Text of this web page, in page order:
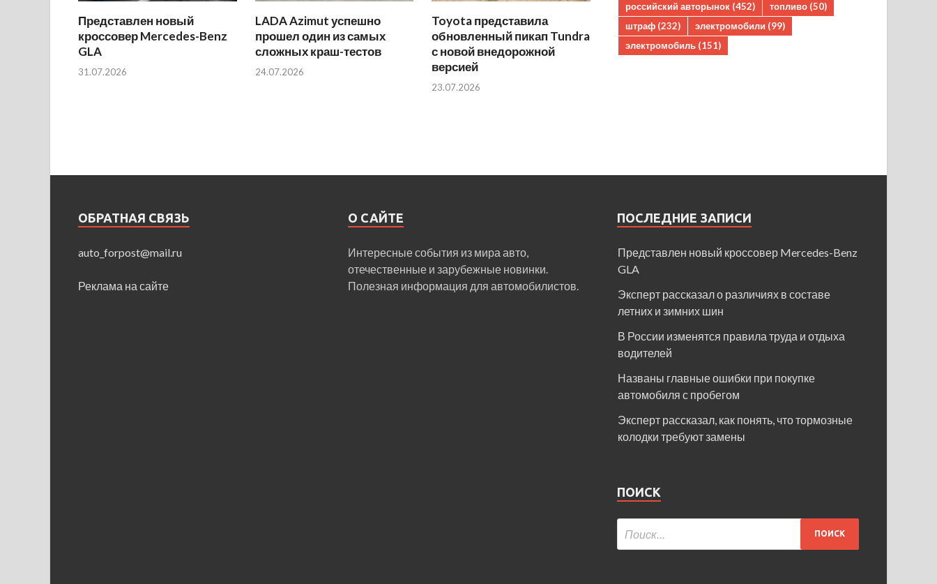
Представлен новый
кроссовер Mercedes-Benz
GLA
31.07.2026
LADA Azimut успешно
прошел один из самых
сложных краш-тестов
24.07.2026
Toyota представила
обновленный пикап Tundra
с новой внедорожной
версией
23.07.2026
российский авторынок (452) топливо (50)
штраф (232) электромобили (99)
электромобиль (151)
ОБРАТНАЯ СВЯЗЬ
auto_forpost@mail.ru
Реклама на сайте
О САЙТЕ
Интересные события из мира авто,
отечественные и зарубежные новинки.
Полезная информация для автомобилистов.
ПОСЛЕДНИЕ ЗАПИСИ
Представлен новый кроссовер Mercedes-Benz
GLA
Эксперт рассказал о различиях в составе
летних и зимних шин
В России изменятся правила труда и отдыха
водителей
Названы главные ошибки при покупке
автомобиля с пробегом
Эксперт рассказал, как понять, что тормозные
колодки требуют замены
ПОИСК